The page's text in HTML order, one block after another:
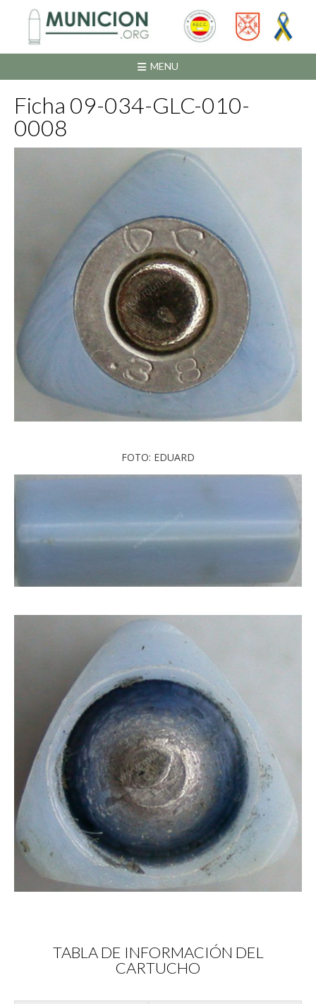
contenido
MENU
Ficha 09-034-GLC-010-
0008
FOTO: EDUARD
TABLA DE INFORMACIÓN DEL
CARTUCHO